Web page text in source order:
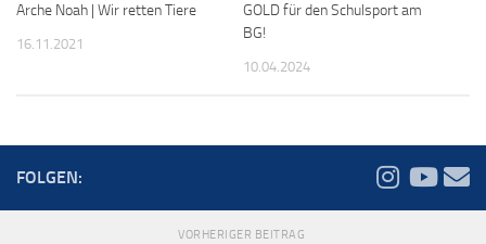
Arche Noah | Wir retten Tiere
16.11.2021
GOLD für den Schulsport am
BG!
10.04.2024
FOLGEN:
VORHERIGER BEITRAG